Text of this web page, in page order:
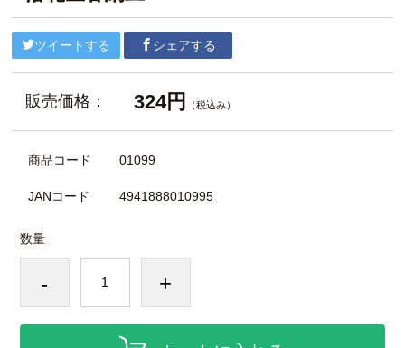
ツイートする シェアする
販売価格： 324円 （税込み）
商品コード 01099
JANコード 4941888010995
数量
- +